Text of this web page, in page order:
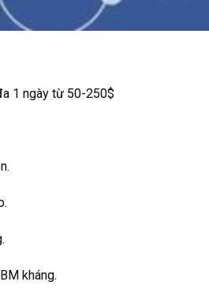
1 ngày từ 50-250$
kháng.